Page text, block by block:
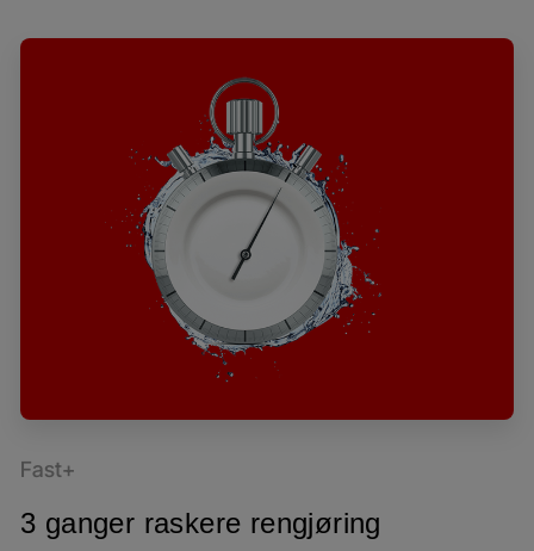
Fast+
3 ganger raskere rengjøring